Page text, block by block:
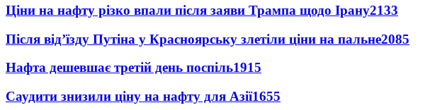
Ціни на нафту різко впали після заяви Трампа щодо Ірану2133
Після від’їзду Путіна у Красноярську злетіли ціни на пальне2085
Нафта дешевшає третій день поспіль1915
Саудити знизили ціну на нафту для Азії1655